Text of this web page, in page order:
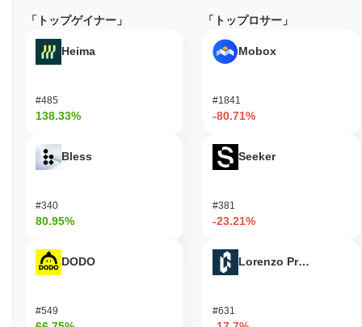
「トップゲイナー」
Heima
#485
138.33%
Bless
#340
80.95%
DODO
#549
「トップロサー」
Mobox
#1841
-80.71%
Seeker
#381
-23.21%
Lorenzo Protocol
#631